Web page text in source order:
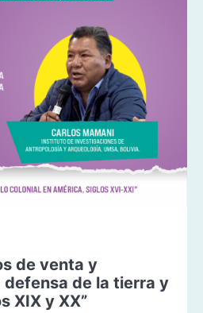
de venta y
de la tierra y
XIX y XX”